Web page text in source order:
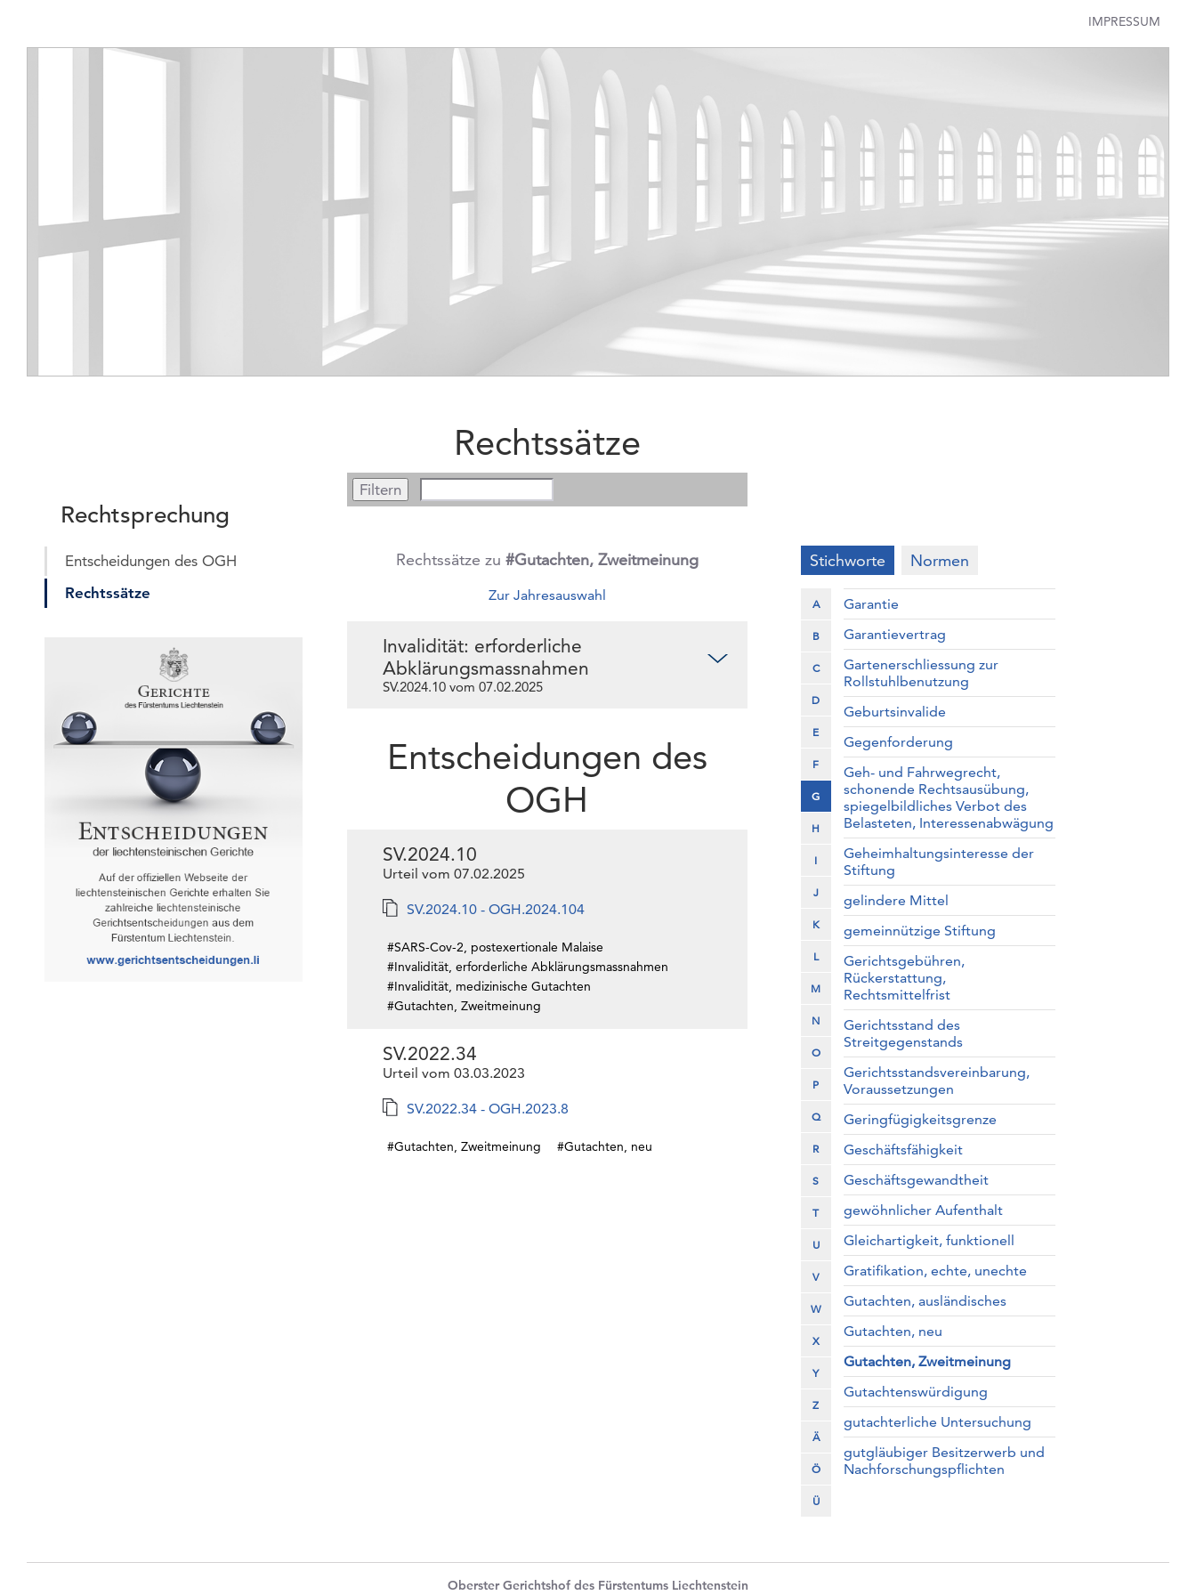
IMPRESSUM
Rechtsprechung
Entscheidungen des OGH
Rechtssätze
Rechtssätze
Rechtssätze zu #Gutachten, Zweitmeinung
Zur Jahresauswahl
Invalidität: erforderliche
Abklärungsmassnahmen
SV.2024.10 vom 07.02.2025
Entscheidungen des
OGH
SV.2024.10
Urteil vom 07.02.2025
SV.2024.10 - OGH.2024.104
#SARS-Cov-2, postexertionale Malaise
#Invalidität, erforderliche Abklärungsmassnahmen
#Invalidität, medizinische Gutachten
#Gutachten, Zweitmeinung
SV.2022.34
Urteil vom 03.03.2023
SV.2022.34 - OGH.2023.8
#Gutachten, Zweitmeinung #Gutachten, neu
Stichworte Normen
A
B
C
D
E
F
G
H
I
J
K
L
M
N
O
P
Q
R
S
T
U
V
W
X
Y
Z
Ä
Ö
Ü
Garantie
Garantievertrag
Gartenerschliessung zur
Rollstuhlbenutzung
Geburtsinvalide
Gegenforderung
Geh- und Fahrwegrecht,
schonende Rechtsausübung,
spiegelbildliches Verbot des
Belasteten, Interessenabwägung
Geheimhaltungsinteresse der
Stiftung
gelindere Mittel
gemeinnützige Stiftung
Gerichtsgebühren,
Rückerstattung,
Rechtsmittelfrist
Gerichtsstand des
Streitgegenstands
Gerichtsstandsvereinbarung,
Voraussetzungen
Geringfügigkeitsgrenze
Geschäftsfähigkeit
Geschäftsgewandtheit
gewöhnlicher Aufenthalt
Gleichartigkeit, funktionell
Gratifikation, echte, unechte
Gutachten, ausländisches
Gutachten, neu
Gutachten, Zweitmeinung
Gutachtenswürdigung
gutachterliche Untersuchung
gutgläubiger Besitzerwerb und
Nachforschungspflichten
Oberster Gerichtshof des Fürstentums Liechtenstein